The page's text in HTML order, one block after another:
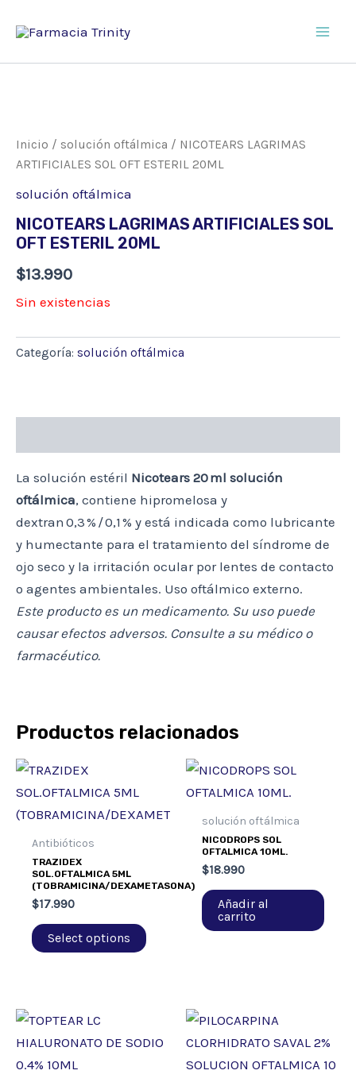
Inicio / solución oftálmica / NICOTEARS LAGRIMAS
ARTIFICIALES SOL OFT ESTERIL 20ML
solución oftálmica
NICOTEARS LAGRIMAS ARTIFICIALES SOL
OFT ESTERIL 20ML
$13.990
Sin existencias
Categoría: solución oftálmica
La solución estéril Nicotears 20 ml solución
oftálmica, contiene hipromelosa y
dextran 0,3 % / 0,1 % y está indicada como lubricante
y humectante para el tratamiento del síndrome de
ojo seco y la irritación ocular por lentes de contacto
o agentes ambientales. Uso oftálmico externo.
Este producto es un medicamento. Su uso puede
causar efectos adversos. Consulte a su médico o
farmacéutico.
Productos relacionados
Antibióticos
TRAZIDEX
SOL.OFTALMICA 5ML
(TOBRAMICINA/DEXAMETASONA)
$17.990
Select options
solución oftálmica
NICODROPS SOL
OFTALMICA 10ML.
$18.990
Añadir al
carrito